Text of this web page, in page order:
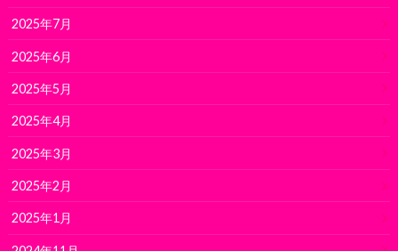
2025年7月
2025年6月
2025年5月
2025年4月
2025年3月
2025年2月
2025年1月